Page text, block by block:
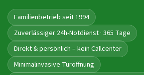
Familienbetrieb seit 1994
Zuverlässiger 24h-Notdienst · 365 Tage
Direkt & persönlich – kein Callcenter
Minimalinvasive Türöffnung